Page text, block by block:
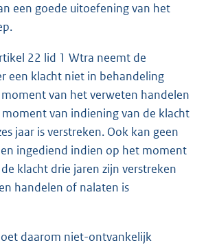
een goede uitoefening van het
22 lid 1 Wtra neemt de
een klacht niet in behandeling
van het verweten handelen
van indiening van de klacht
jaar is verstreken. Ook kan geen
ingediend indien op het moment
klacht drie jaren zijn verstreken
handelen of nalaten is
daarom niet-ontvankelijk